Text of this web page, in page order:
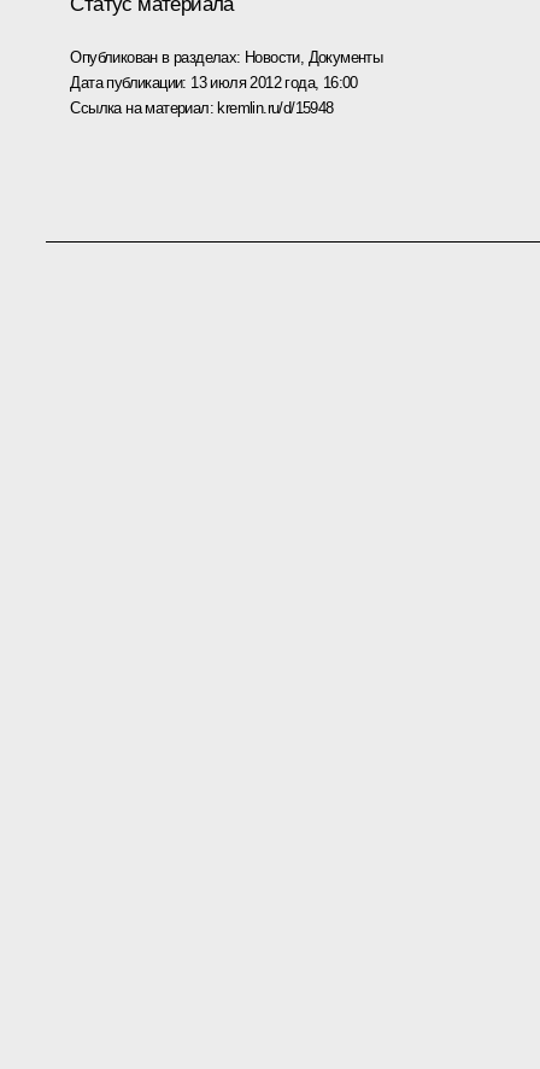
Опубликован в разделах: Новости, Документы
Дата публикации: 13 июля 2012 года, 16:00
Ссылка на материал: kremlin.ru/d/15948